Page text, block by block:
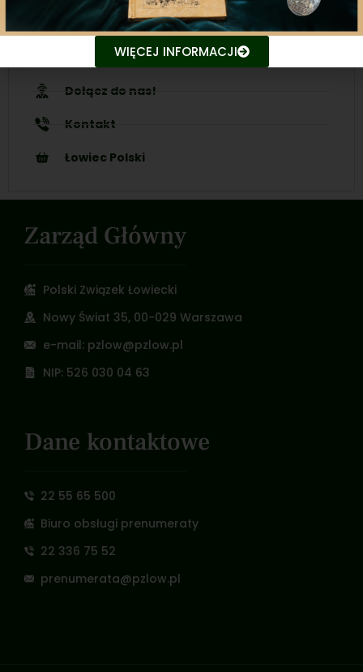
Ubezpieczenia
Ogłoszenia
Dołącz do nas!
Kontakt
Łowiec Polski
Zarząd Główny
Polski Związek Łowiecki
Nowy Świat 35, 00-029 Warszawa
e-mail: pzlow@pzlow.pl
NIP: 526 030 04 63
Dane kontaktowe
22 55 65 500
Biuro obsługi prenumeraty
22 336 75 52
prenumerata@pzlow.pl
WIĘCEJ INFORMACJI